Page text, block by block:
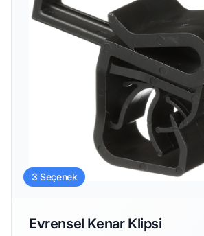
3 Seçenek
Evrensel Kenar Klipsi